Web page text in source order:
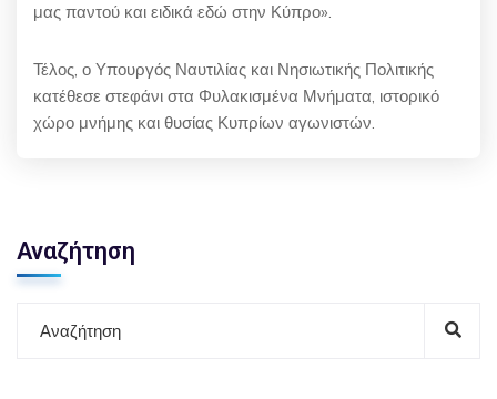
μας παντού και ειδικά εδώ στην Κύπρο».
Τέλος, ο Υπουργός Ναυτιλίας και Νησιωτικής Πολιτικής
κατέθεσε στεφάνι στα Φυλακισμένα Μνήματα, ιστορικό
χώρο μνήμης και θυσίας Κυπρίων αγωνιστών.
Αναζήτηση